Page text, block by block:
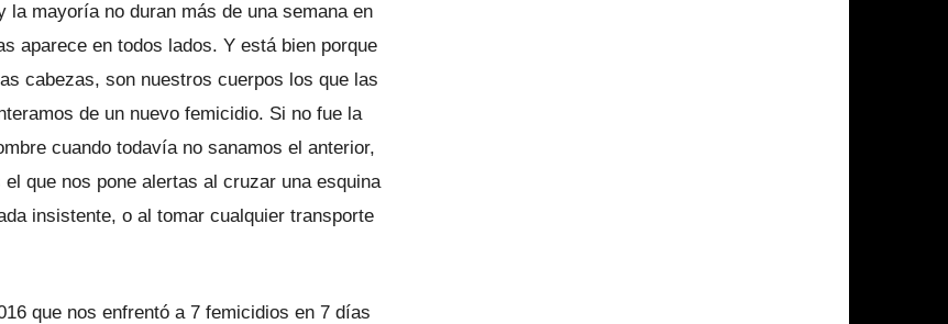
mayoría no duran más de una semana en
aparece en todos lados. Y está bien porque
cabezas, son nuestros cuerpos los que las
de un nuevo femicidio. Si no fue la
cuando todavía no sanamos el anterior,
que nos pone alertas al cruzar una esquina
insistente, o al tomar cualquier transporte
que nos enfrentó a 7 femicidios en 7 días